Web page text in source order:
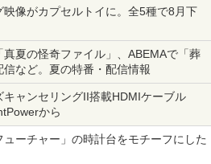
像がカプセルトイに。全5種で8月下
夏の怪奇ファイル」、ABEMAで「葬
など。夏の特番・配信情報
ャンセリングII搭載HDMIケーブル
から
ューチャー」の時計台をモチーフにした